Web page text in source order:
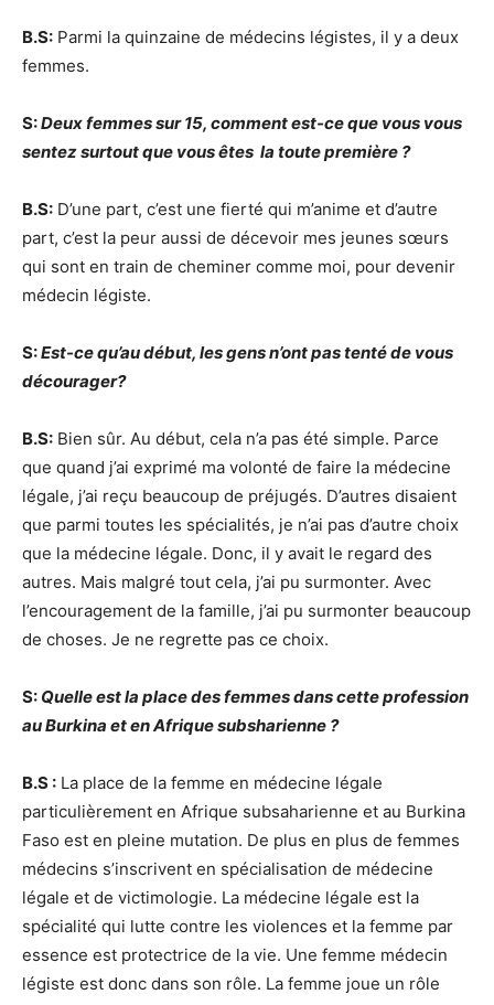
B.S: Parmi la quinzaine de médecins légistes, il y a deux
femmes.
S:Deux femmes sur 15, comment est-ce que vous vous
sentez surtout que vous êtes la toute première ?
B.S: D’une part, c’est une fierté qui m’anime et d’autre
part, c’est la peur aussi de décevoir mes jeunes sœurs
qui sont en train de cheminer comme moi, pour devenir
médecin légiste.
S:Est-ce qu’au début, les gens n’ont pas tenté de vous
décourager?
B.S: Bien sûr. Au début, cela n’a pas été simple. Parce
que quand j’ai exprimé ma volonté de faire la médecine
légale, j’ai reçu beaucoup de préjugés. D’autres disaient
que parmi toutes les spécialités, je n’ai pas d’autre choix
que la médecine légale. Donc, il y avait le regard des
autres. Mais malgré tout cela, j’ai pu surmonter. Avec
l’encouragement de la famille, j’ai pu surmonter beaucoup
de choses. Je ne regrette pas ce choix.
S: Quelle est la place des femmes dans cette profession
au Burkina et en Afrique subsharienne ?
B.S : La place de la femme en médecine légale
particulièrement en Afrique subsaharienne et au Burkina
Faso est en pleine mutation. De plus en plus de femmes
médecins s’inscrivent en spécialisation de médecine
légale et de victimologie. La médecine légale est la
spécialité qui lutte contre les violences et la femme par
essence est protectrice de la vie. Une femme médecin
légiste est donc dans son rôle. La femme joue un rôle